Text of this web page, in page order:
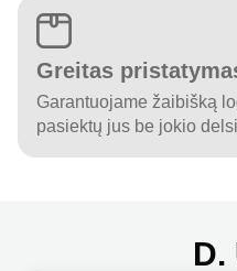
Greitas
Garantuojame žaibišką
pasiektų jus be jokio
D.